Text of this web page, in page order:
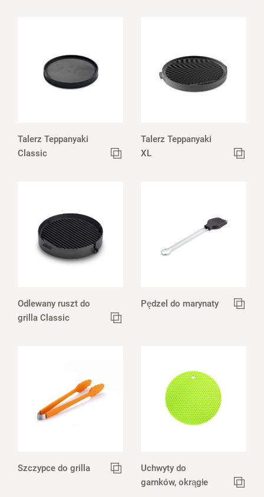
Talerz Teppanyaki
Classic
Talerz Teppanyaki
XL
Odlewany ruszt do
grilla Classic
Pędzel do marynaty
Szczypce do grilla
Uchwyty do
garnków, okrągłe